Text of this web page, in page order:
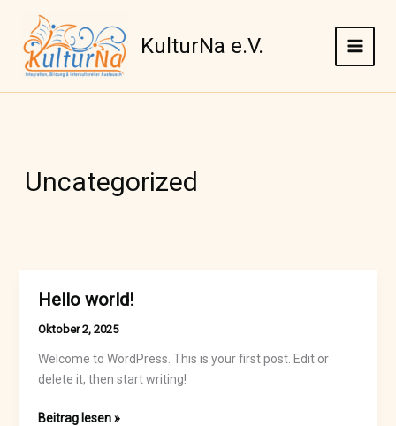
springen
KulturNa e.V.
Uncategorized
Hello world!
Oktober 2, 2025
Welcome to WordPress. This is your first post. Edit or
delete it, then start writing!
Hello
Beitrag lesen »